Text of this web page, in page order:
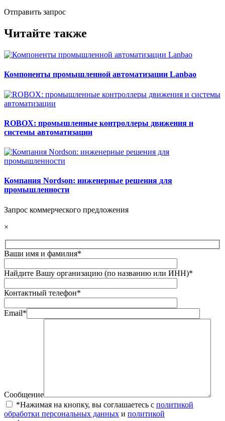
Отправить запрос
Читайте также
Компоненты промышленной автоматизации Lanbao
ROBOX: промышленные контроллеры движения и
системы автоматизации
Компания Nordson: инженерные решения для
промышленности
Запрос коммерческого предложения
×
Ваши имя и фамилия*
Найдите Вашу организацию (по названию или ИНН)*
Контактный телефон*
Email*
Сообщение
*Нажимая на кнопку, вы соглашаетесь с политикой
обработки персональных данных и политикой